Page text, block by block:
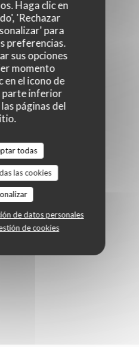
Haga clic en
'Rechazar
para
preferencias.
sus opciones
momento
en el icono de
parte inferior
páginas del
todas
las cookies
de datos personales
de cookies